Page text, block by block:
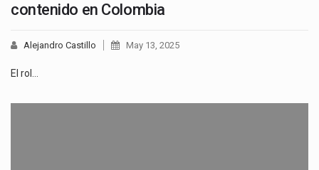
contenido en Colombia
Alejandro Castillo May 13, 2025
El rol…